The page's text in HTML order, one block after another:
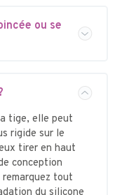
ou se
tige, elle peut
rigide sur le
tirer en haut
conception
remarquez tout